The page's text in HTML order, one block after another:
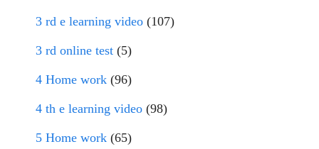
3 rd e learning video (107)
3 rd online test (5)
4 Home work (96)
4 th e learning video (98)
5 Home work (65)